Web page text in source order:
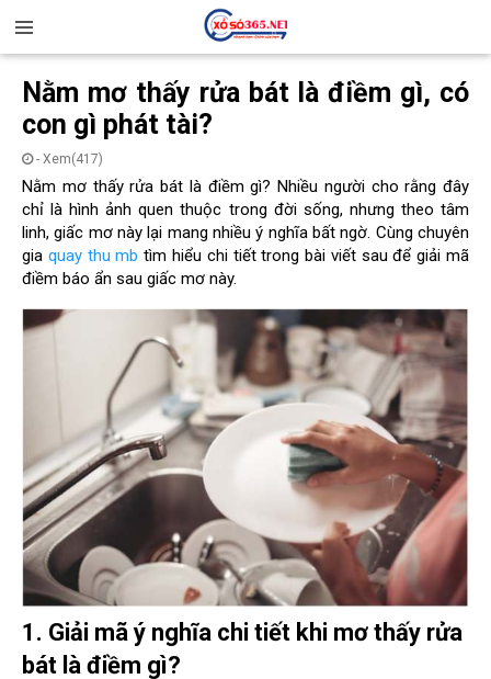
Nằm mơ thấy rửa bát là điềm gì, có
con gì phát tài?
- Xem(417)
Nằm mơ thấy rửa bát là điềm gì? Nhiều người cho rằng đây
chỉ là hình ảnh quen thuộc trong đời sống, nhưng theo tâm
linh, giấc mơ này lại mang nhiều ý nghĩa bất ngờ. Cùng chuyên
gia quay thu mb tìm hiểu chi tiết trong bài viết sau để giải mã
điềm báo ẩn sau giấc mơ này.
1. Giải mã ý nghĩa chi tiết khi mơ thấy rửa
bát là điềm gì?